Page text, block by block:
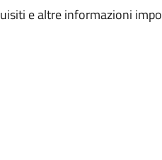
e altre informazioni